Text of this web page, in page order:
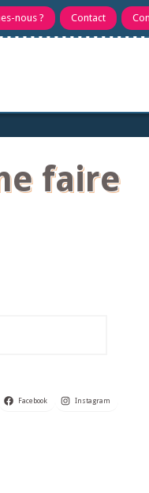
nous ? Contact
faire
Facebook Instagram